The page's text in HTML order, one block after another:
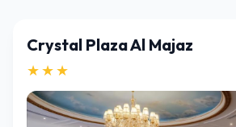
Crystal Plaza Al Majaz
★★★